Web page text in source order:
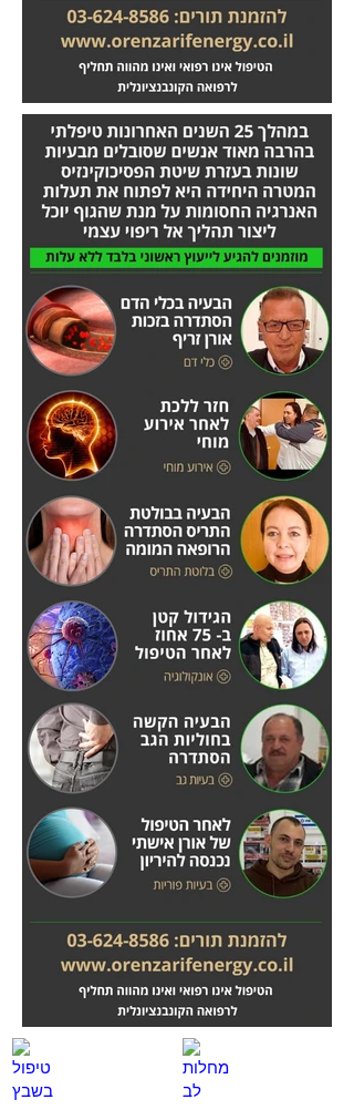
טיפול בשבץ מוחי
לחץ
כאן
מחלות לב
לחץ
כאן